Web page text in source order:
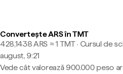
Convertește ARS în TMT
428,1438 ARS ≈ 1 TMT · Cursul de
august, 9:21
Vede cât valorează 900.000 peso